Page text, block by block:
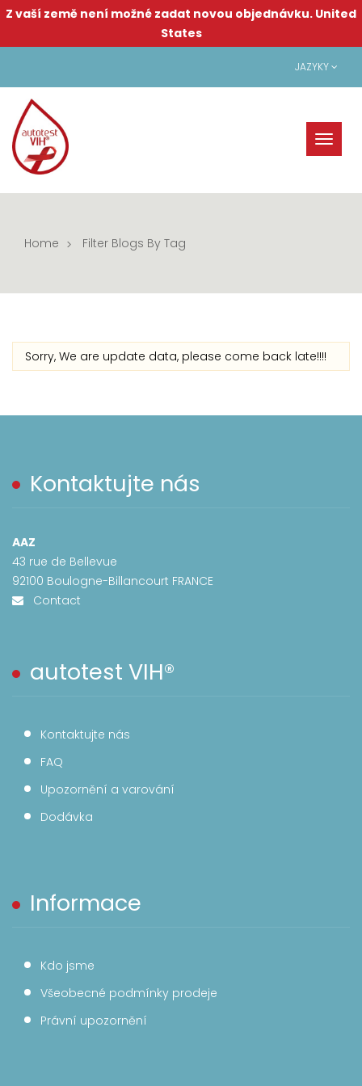
Z vaší země není možné zadat novou objednávku. United
States
JAZYKY
Toggle
Home Filter Blogs By Tag
Sorry, We are update data, please come back late!!!!
Kontaktujte nás
AAZ
43 rue de Bellevue
92100 Boulogne-Billancourt FRANCE
Contact
autotest VIH®
Kontaktujte nás
FAQ
Upozornění a varování
Dodávka
Informace
Kdo jsme
Všeobecné podmínky prodeje
Právní upozornění